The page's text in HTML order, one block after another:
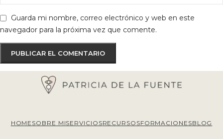
Guarda mi nombre, correo electrónico y web en este
navegador para la próxima vez que comente.
HOME SOBRE MISERVICIOSRECURSOSFORMACIONESBLOG